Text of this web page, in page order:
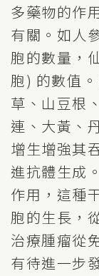
多藥物的作
有關。如人
胞的數量，
胞) 的數值
草、山豆根
連、大黃、
增生增強其
進抗體生成
作用，這種
胞的生長，
治療腫瘤從
有待進一步